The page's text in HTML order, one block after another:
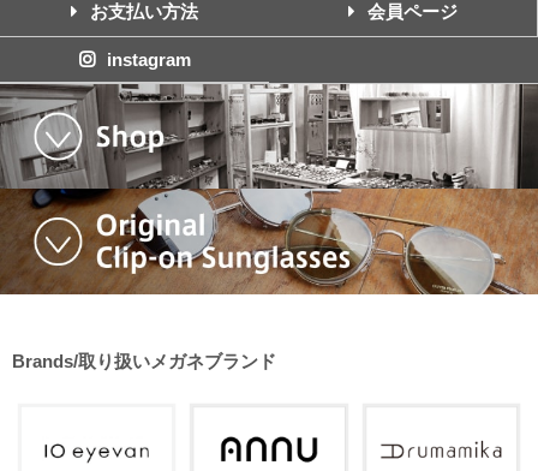
お支払い方法 会員ページ
instagram
Brands/取り扱いメガネブランド